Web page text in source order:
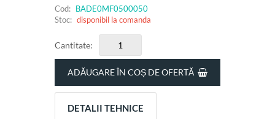
Cod: BADE0MF0500050
Stoc: disponibil la comanda
Cantitate:
DETALII TEHNICE